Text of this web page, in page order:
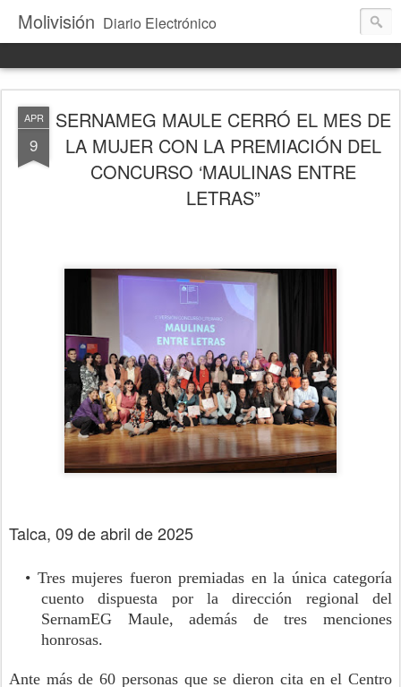
Molivisión Diario Electrónico
APR
9
SERNAMEG MAULE CERRÓ EL MES DE
LA MUJER CON LA PREMIACIÓN DEL
CONCURSO ‘MAULINAS ENTRE
LETRAS”
Talca, 09 de abril de 2025
• Tresmujeres fueron premiadas en la única categoría
cuento dispuesta por la dirección regional del
SernamEG Maule, además de tres menciones
honrosas.
Ante más de 60 personas que se dieron cita en el Centro